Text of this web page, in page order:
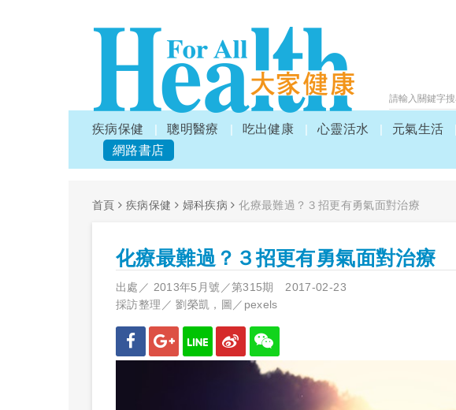
疾病保健 聰明醫療 吃出健康 心靈活水 元氣生活
網路書店
首頁 疾病保健 婦科疾病 化療最難過？３招更有勇氣面對治療
化療最難過？３招更有勇氣面對治療
出處／ 2013年5月號／第315期 2017-02-23
採訪整理／ 劉榮凱，圖／pexels